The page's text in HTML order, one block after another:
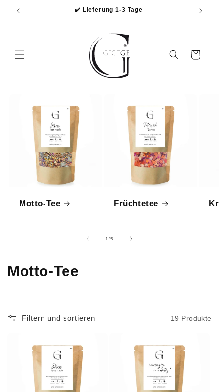
zum
✔️ Lieferung 1-3 Tage
Warenkorb
Motto-Tee Früchtetee
1/von
5
K
Motto-Tee
Filtern und sortieren 19 Produkte